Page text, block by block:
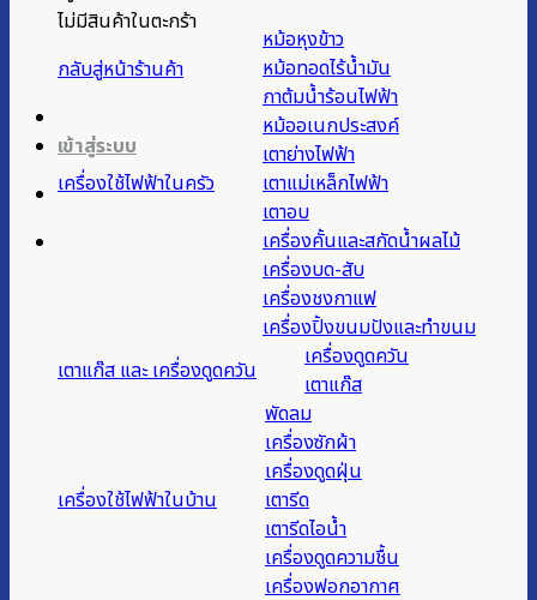
ไม่มีสินค้าในตะกร้า
กลับสู่หน้าร้านค้า
เข้าสู่ระบบ
เครื่องใช้ไฟฟ้าในครัว
หม้อหุงข้าว
หม้อทอดไร้น้ำมัน
กาต้มน้ำร้อนไฟฟ้า
หม้ออเนกประสงค์
เตาย่างไฟฟ้า
เตาแม่เหล็กไฟฟ้า
เตาอบ
เครื่องคั้นและสกัดน้ำผลไม้
เครื่องบด-สับ
เครื่องชงกาแฟ
เครื่องปิ้งขนมปังและทำขนม
เตาแก๊ส และ เครื่องดูดควัน
เครื่องดูดควัน
เตาแก๊ส
เครื่องใช้ไฟฟ้าในบ้าน
พัดลม
เครื่องซักผ้า
เครื่องดูดฝุ่น
เตารีด
เตารีดไอน้ำ
เครื่องดูดความชื้น
เครื่องฟอกอากาศ